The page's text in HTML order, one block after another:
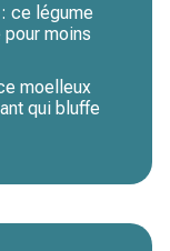
ce légume
pour moins
moelleux
qui bluffe